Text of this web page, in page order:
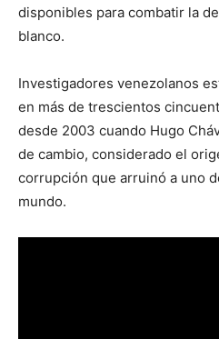
disponibles para combatir la
blanco.
Investigadores venezolanos
en más de trescientos
desde 2003 cuando Hugo
de cambio, considerado el
corrupción que arruinó a uno
mundo.